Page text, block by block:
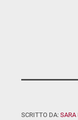
SCRITTO DA: SARA